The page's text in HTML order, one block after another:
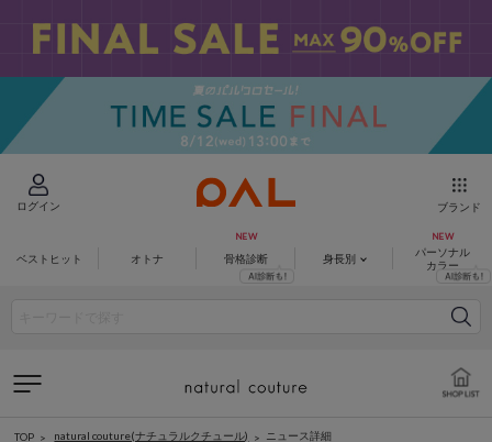
ログイン ブランド
ベストヒット オトナ 骨格診断 身長別
パーソナル
カラー
TOP natural couture(ナチュラルクチュール) ニュース詳細